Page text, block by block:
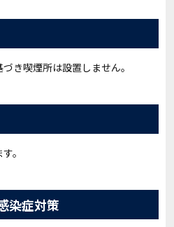
き喫煙所は設置しません。
。
染症対策